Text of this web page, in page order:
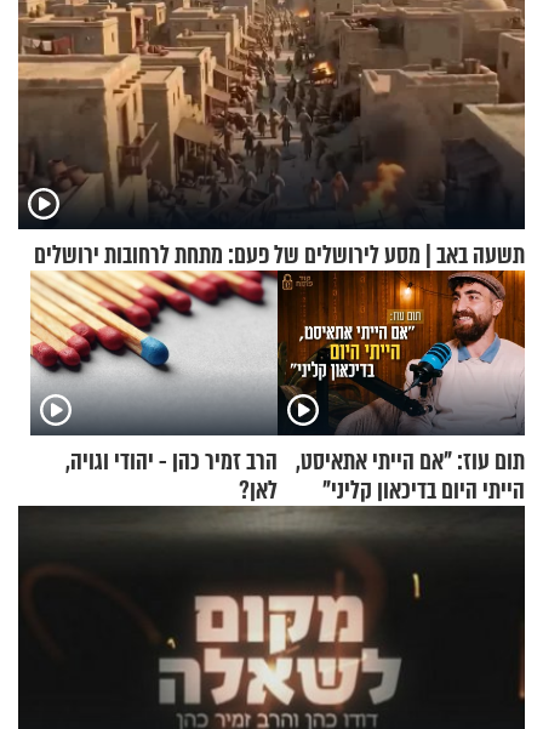
תשעה באב | מסע לירושלים של פעם: מתחת לרחובות ירושלים
תום עוז: "אם הייתי אתאיסט,
הייתי היום בדיכאון קליני"
הרב זמיר כהן - יהודי וגויה,
לאן?